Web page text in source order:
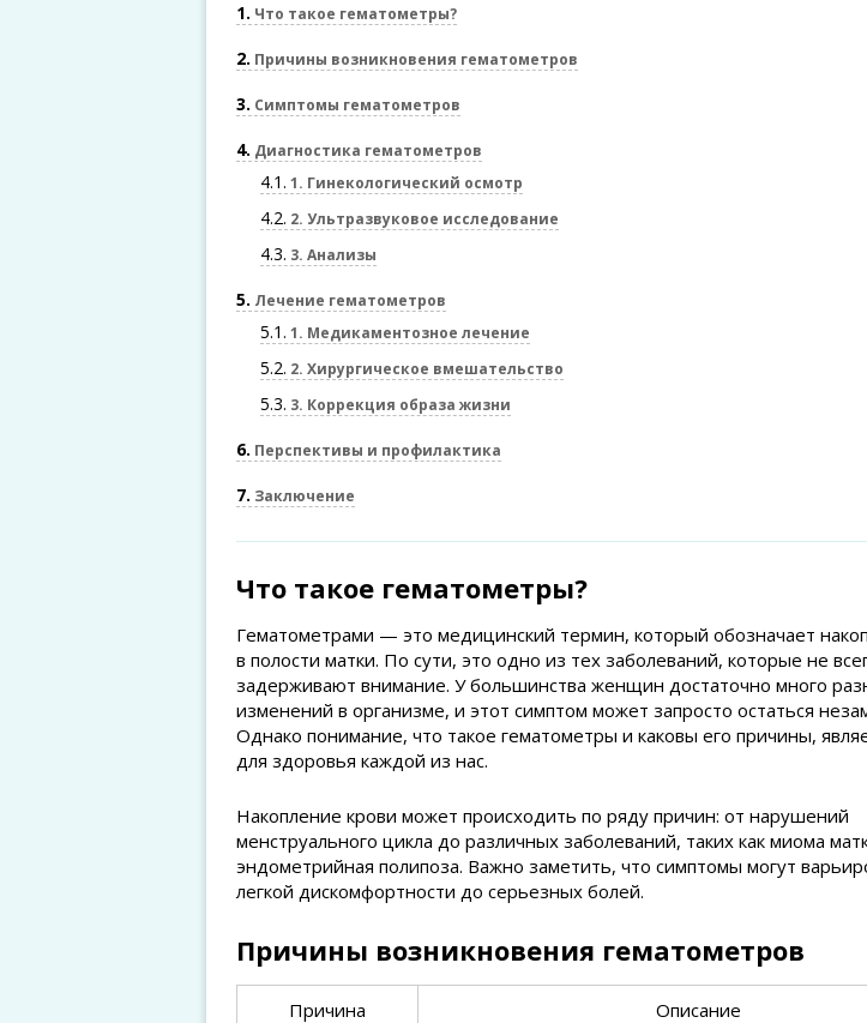
1 Что такое гематометры?
2 Причины возникновения гематометров
3 Симптомы гематометров
4 Диагностика гематометров
4.1 1. Гинекологический осмотр
4.2 2. Ультразвуковое исследование
4.3 3. Анализы
5 Лечение гематометров
5.1 1. Медикаментозное лечение
5.2 2. Хирургическое вмешательство
5.3 3. Коррекция образа жизни
6 Перспективы и профилактика
7 Заключение
Что такое гематометры?
Гематометрами — это медицинский термин, который обозначает
в полости матки. По сути, это одно из тех заболеваний, которые не
задерживают внимание. У большинства женщин достаточно много
изменений в организме, и этот симптом может запросто остаться
Однако понимание, что такое гематометры и каковы его причины,
для здоровья каждой из нас.
Накопление крови может происходить по ряду причин: от нарушений
менструального цикла до различных заболеваний, таких как миома
эндометрийная полипоза. Важно заметить, что симптомы могут
легкой дискомфортности до серьезных болей.
Причины возникновения гематометров
Причина Описание